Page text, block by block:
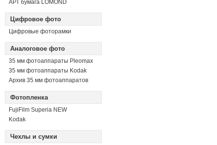
АРТ бумага LOMOND
Цифровое фото
Цифровые фоторамки
Аналоговое фото
35 мм фотоаппараты Pleomax
35 мм фотоаппараты Kodak
Архив 35 мм фотоаппаратов
Фотопленка
FujiFilm Superia NEW
Kodak
Чехлы и сумки